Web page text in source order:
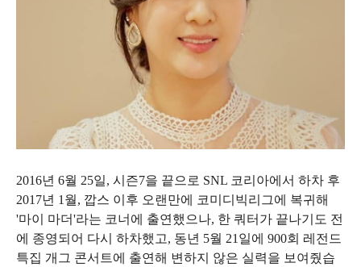
2016년 6월 25일, 시즌7을 끝으로 SNL 코리아에서 하차 후
2017년 1월, 깝스 이후 오랜만에 코미디빅리그에 복귀해
'마이 마더'라는 코너에 출연했으나, 한 쿼터가 끝나기도 전
에 종영되어 다시 하차했고, 동년 5월 21일에 900회 레전드
특집 개그 콘서트에 출연해 변하지 않은 실력을 보여줬습